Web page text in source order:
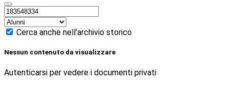
Cerca anche nell'archivio storico
Nessun contenuto da visualizzare
Autenticarsi per vedere i documenti privati